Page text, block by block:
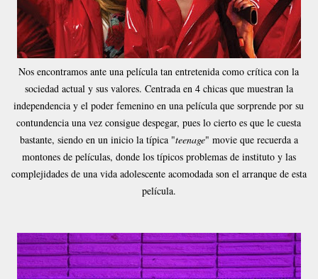
Nos encontramos ante una película tan entretenida como crítica con la
sociedad actual y sus valores. Centrada en 4 chicas que muestran la
independencia y el poder femenino en una película que sorprende por su
contundencia una vez consigue despegar, pues lo cierto es que le cuesta
bastante, siendo en un inicio la típica "teenage" movie que recuerda a
montones de películas, donde los típicos problemas de instituto y las
complejidades de una vida adolescente acomodada son el arranque de esta
película.